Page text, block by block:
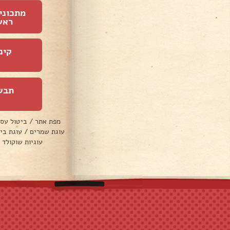
מפת אתר / ביטול
עוגת שמרים / עוגת
עוגיות